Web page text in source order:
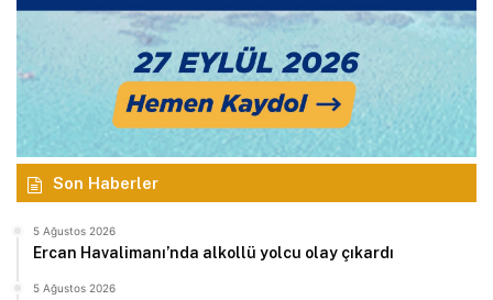
Son Haberler
5 Ağustos 2026
Ercan Havalimanı’nda alkollü yolcu olay çıkardı
5 Ağustos 2026